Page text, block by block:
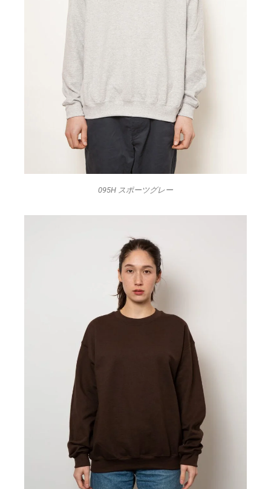
095H スポーツグレー